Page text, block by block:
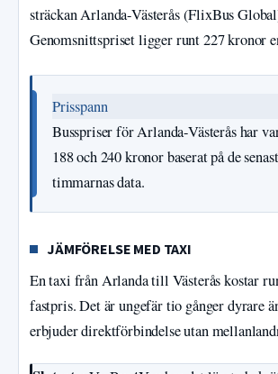
sträckan Arlanda-Västerås (FlixBus
Genomsnittspriset ligger runt 227 kronor
Prisspann
Busspriser för Arlanda-Västerås har
188 och 240 kronor baserat på de
timmarnas data.
JÄMFÖRELSE MED TAXI
En taxi från Arlanda till Västerås kostar
fastpris. Det är ungefär tio gånger dyrare
erbjuder direktförbindelse utan